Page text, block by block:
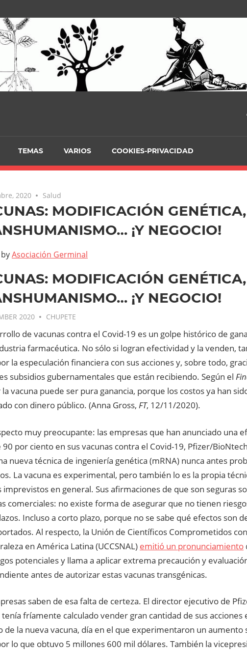
TEMAS VARIOS COOKIES-PRIVACIDAD
2020 Salud
MODIFICACIÓN GENÉTICA,
¡Y NEGOCIO!
Asociación Germinal
MODIFICACIÓN GENÉTICA,
¡Y NEGOCIO!
2020 CHUPETE
de vacunas contra el Covid-19 es un golpe histórico de
farmacéutica. No sólo si logran efectividad y la venden,
la especulación financiera con sus acciones y, sobre todo,
subsidios gubernamentales que están recibiendo. Según el
vacuna puede ser pura ganancia, porque los costos ya han
con dinero público. (Anna Gross, FT, 12/11/2020).
muy preocupante: las empresas que han anunciado una
90 por ciento en sus vacunas contra el Covid-19, Pfizer/
nueva técnica de ingeniería genética (mRNA) nunca antes
La vacuna es experimental, pero también lo es la propia
imprevistos en general. Sus afirmaciones de que son seguras
comerciales: no existe forma de asegurar que no tienen
Incluso a corto plazo, porque no se sabe qué efectos son
Al respecto, la Unión de Científicos Comprometidos
en América Latina (UCCSNAL) emitió un pronunciamiento
potenciales y llama a aplicar extrema precaución y
antes de autorizar estas vacunas transgénicas.
saben de esa falta de certeza. El director ejecutivo de
tenía fríamente calculado vender gran cantidad de sus acciones
de la nueva vacuna, día en el que experimentaron un aumento
lo que obtuvo 5 millones 600 mil dólares. También la